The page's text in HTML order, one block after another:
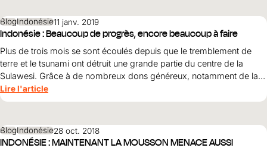
BlogIndonésie11 janv. 2019
Indonésie : Beaucoup de progrès, encore beaucoup à faire
Plus de trois mois se sont écoulés depuis que le tremblement de
terre et le tsunami ont détruit une grande partie du centre de la
Sulawesi. Grâce à de nombreux dons généreux, notamment de la
Suisse, World Vision a pu apporter une aide d'urgence et de
reconstruction efficace. Découvrez ici l'impact de vos dons.
Lire l'article
BlogIndonésie28 oct. 2018
INDONÉSIE : MAINTENANT LA MOUSSON MENACE AUSSI